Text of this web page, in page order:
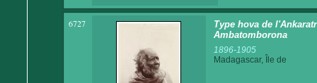
6727
Type hova de
Ambatomborona
1896-1905
Madagascar, Île de